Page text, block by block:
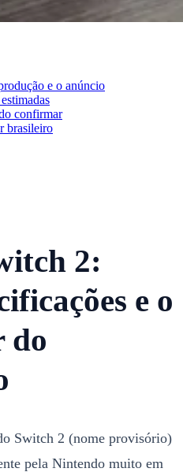
e o anúncio
confirmar
brasileiro
2:
e o
do
Switch 2 (nome provisório)
pela Nintendo muito em